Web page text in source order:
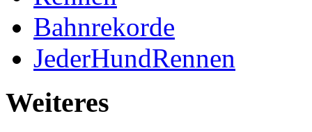
Bahnrekorde
JederHundRennen
Weiteres